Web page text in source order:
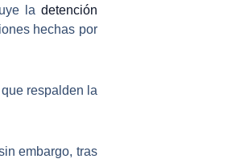
la detención
hechas por
respalden la
embargo, tras